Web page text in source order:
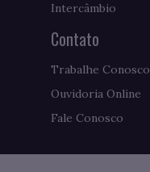
Intercâmbio
Contato
Trabalhe Conosco
Ouvidoria Online
Fale Conosco